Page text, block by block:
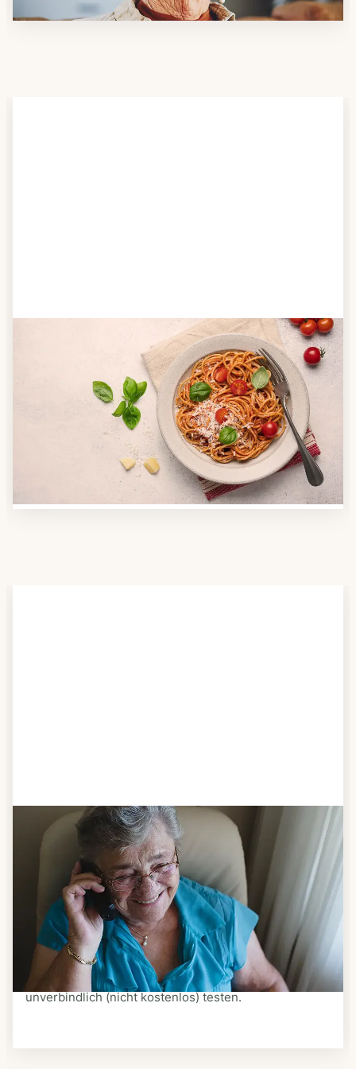
Anbieter finden
Nutzen Sie unsere große Mahlzeiten-Dienst-Suche,
um herauszufinden, welche Anbieter es in Ihrer
Region gibt und welcher am besten zu Ihnen passt.
Verschaffen Sie sich auch einen Überblick über die
Essen auf Rädern-Kosten.
Schritt 3
Bestellen & liefern lassen
Suchen Sie sich aus dem Speiseplan Ihres Anbieters
aus, was Ihnen schmeckt. Bestellen Sie telefonisch,
schriftlich oder im Online-Shop Ihres Anbieters.
Ein Kurier liefert Ihnen das bestellte Essen zum
vereinbarten Zeitpunkt nach Hause. Bei vielen
Anbietern können Sie Essen auf Rädern auch
unverbindlich (nicht kostenlos) testen.